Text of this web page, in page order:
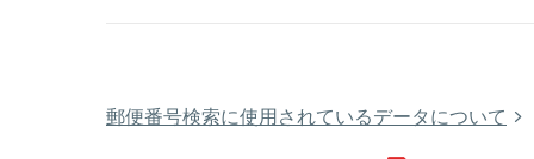
郵便番号検索に使用されているデータについて